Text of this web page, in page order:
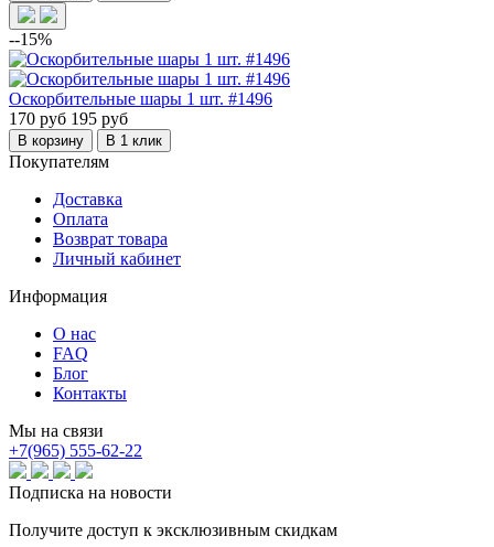
--15%
Оскорбительные шары 1 шт. #1496
170 руб 195 руб
В корзину В 1 клик
Покупателям
Доставка
Оплата
Возврат товара
Личный кабинет
Информация
О нас
FAQ
Блог
Контакты
Мы на связи
+7(965) 555-62-22
Подписка на новости
Получите доступ к эксклюзивным скидкам